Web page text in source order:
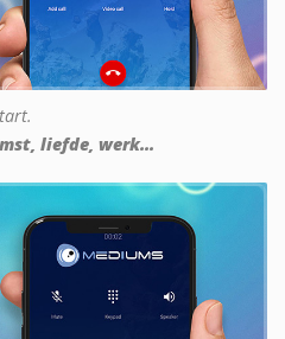
liefde, werk...